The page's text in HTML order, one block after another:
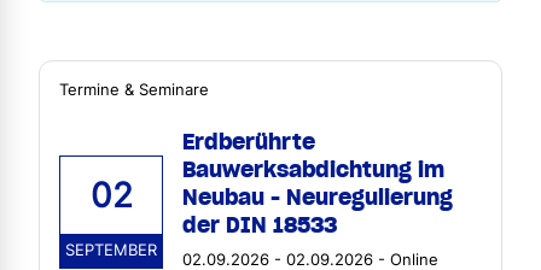
Termine & Seminare
02
SEPTEMBER
Erdberührte
Bauwerksabdichtung im
Neubau - Neuregulierung
der DIN 18533
02.09.2026 - 02.09.2026 - Online